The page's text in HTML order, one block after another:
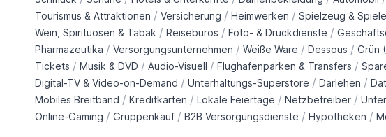
Tourismus & Attraktionen / Versicherung / Heimwerken / Spielzeug & Spiele
Wein, Spirituosen & Tabak / Reisebüros / Foto- & Druckdienste /
Pharmazeutika / Versorgungsunternehmen / Weiße Ware / Dessous / Grün
Tickets / Musik & DVD / Audio-Visuell / Flughafenparken & Transfers /
Digital-TV & Video-on-Demand / Unterhaltungs-Superstore / Darlehen /
Mobiles Breitband / Kreditkarten / Lokale Feiertage / Netzbetreiber /
Online-Gaming / Gruppenkauf / B2B Versorgungsdienste / Hypotheken /